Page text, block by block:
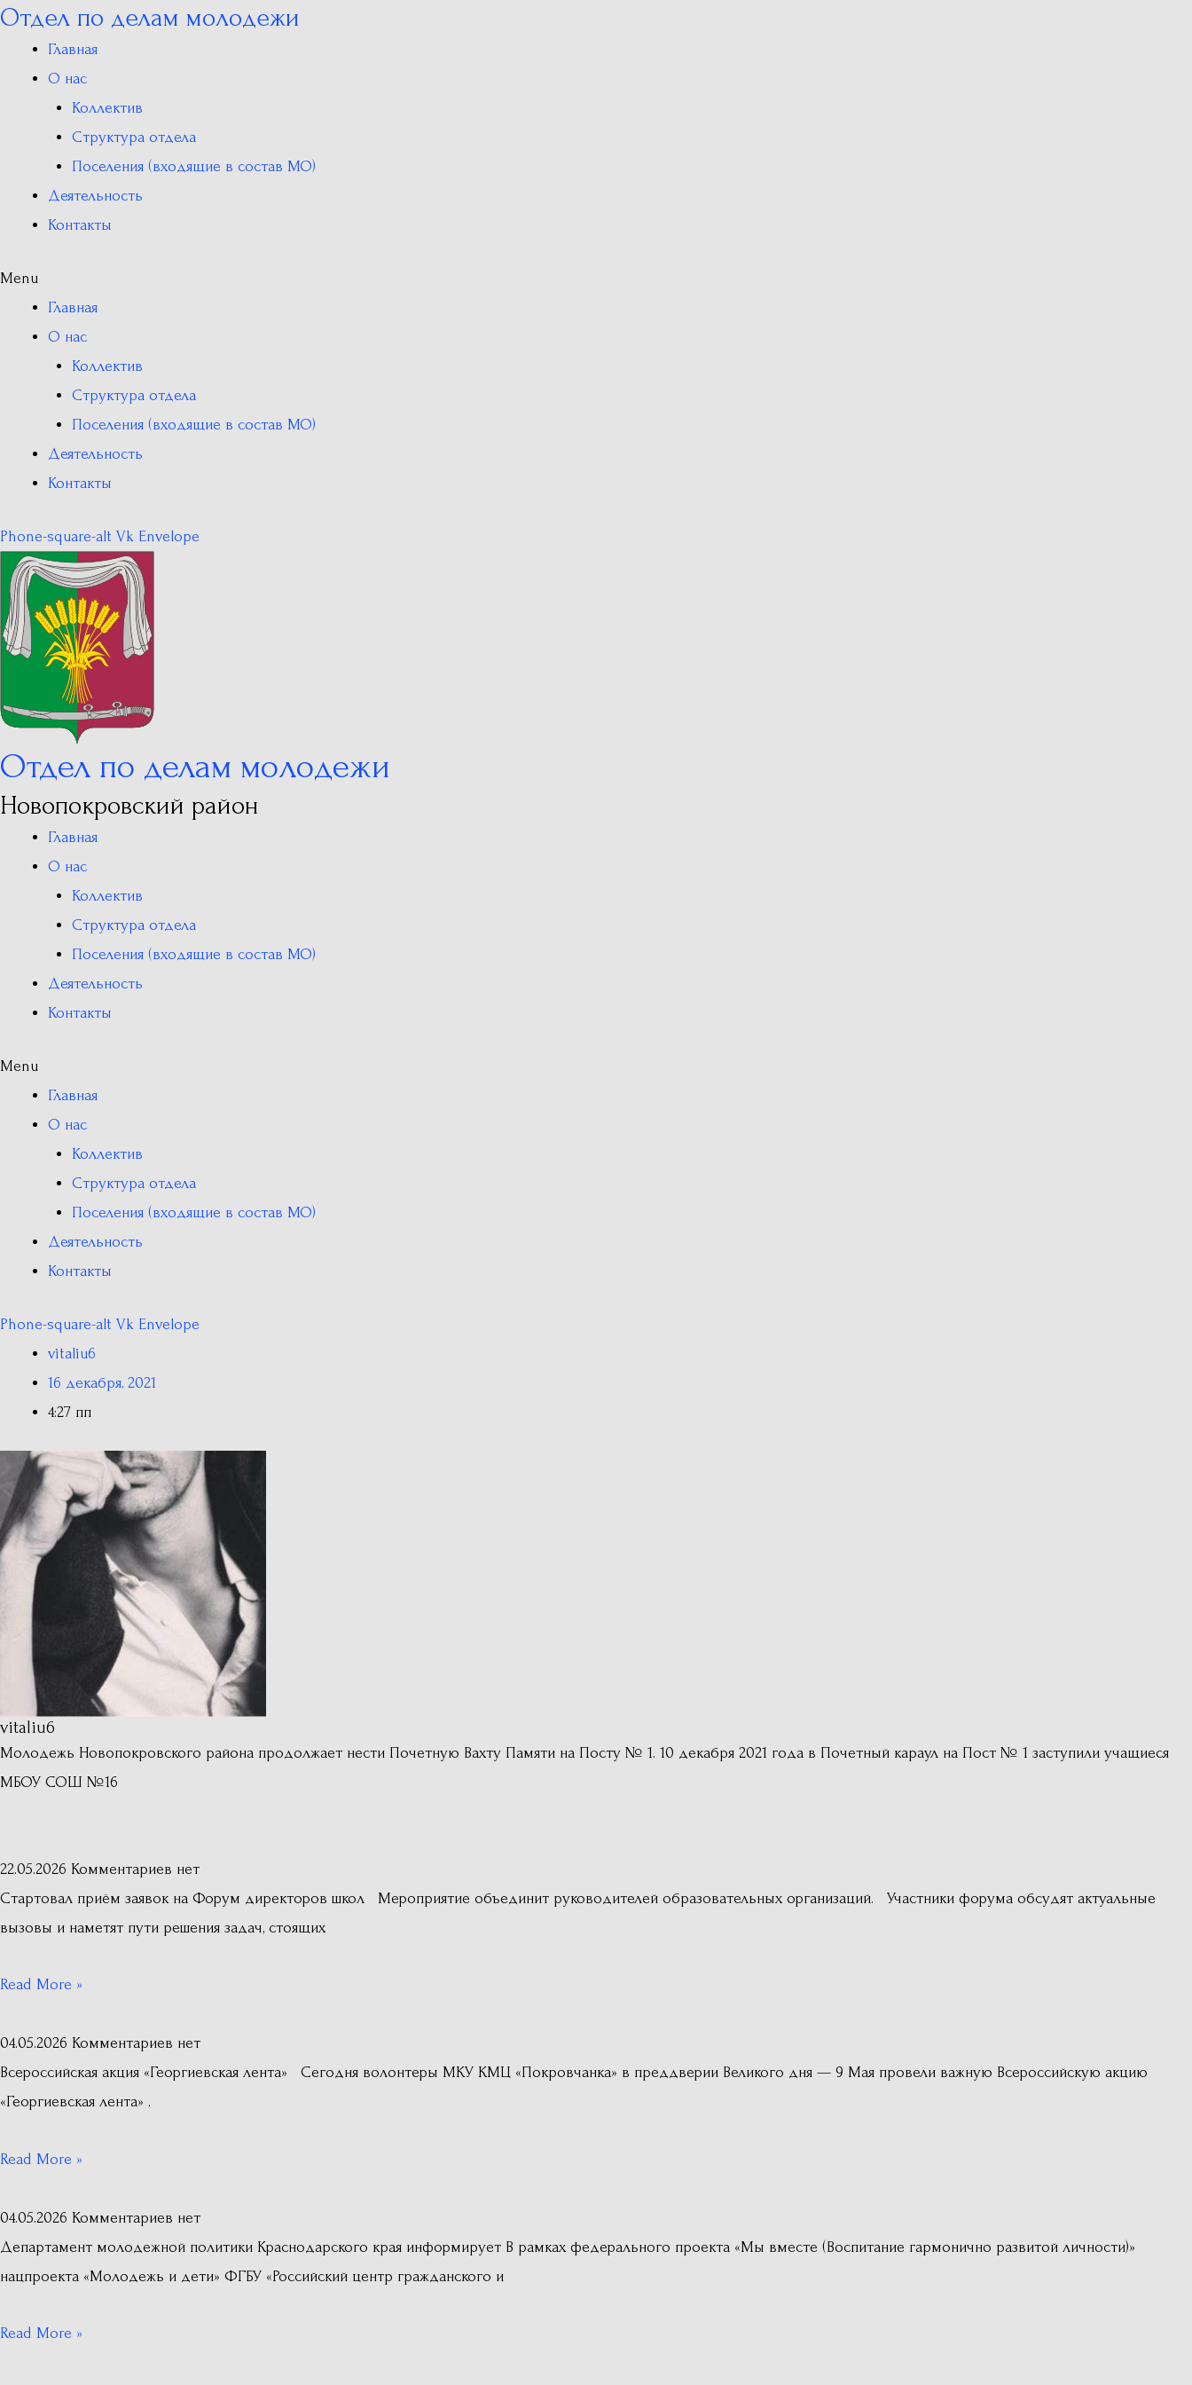
Перейти
содержимому
Отдел по делам молодежи
Главная
О нас
Коллектив
Структура отдела
Поселения (входящие в состав МО)
Деятельность
Контакты
Menu
Главная
О нас
Коллектив
Структура отдела
Поселения (входящие в состав МО)
Деятельность
Контакты
Phone-square-alt Vk Envelope
Отдел по делам молодежи
Новопокровский район
Главная
О нас
Коллектив
Структура отдела
Поселения (входящие в состав МО)
Деятельность
Контакты
Menu
Главная
О нас
Коллектив
Структура отдела
Поселения (входящие в состав МО)
Деятельность
Контакты
Phone-square-alt Vk Envelope
vitaliu6
16 декабря, 2021
4:27 пп
vitaliu6
Молодежь Новопокровского района продолжает нести Почетную Вахту Памяти на Посту № 1. 10 декабря 2021 года в Почетный караул на Пост № 1 заступили учащиеся
МБОУ СОШ №16
22.05.2026 Комментариев нет
Стартовал приём заявок на Форум директоров школ Мероприятие объединит руководителей образовательных организаций. Участники форума обсудят актуальные
вызовы и наметят пути решения задач, стоящих
Read More »
04.05.2026 Комментариев нет
Всероссийская акция «Георгиевская лента» Сегодня волонтеры МКУ КМЦ «Покровчанка» в преддверии Великого дня — 9 Мая провели важную Всероссийскую акцию
«Георгиевская лента» .
Read More »
04.05.2026 Комментариев нет
Департамент молодежной политики Краснодарского края информирует В рамках федерального проекта «Мы вместе (Воспитание гармонично развитой личности)»
нацпроекта «Молодежь и дети» ФГБУ «Российский центр гражданского и
Read More »